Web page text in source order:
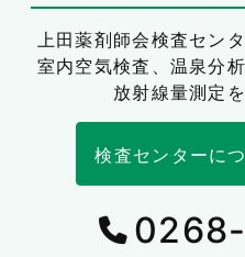
上田薬剤師会検査セン
室内空気検査、温泉分
放射線量測定
検査センターに